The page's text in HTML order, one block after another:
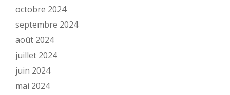
octobre 2024
septembre 2024
août 2024
juillet 2024
juin 2024
mai 2024